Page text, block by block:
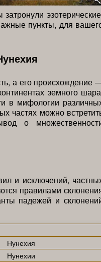
пункты, для
а его происхождение
земного
в мифологии
частях можно
о
и исключений,
правилами
падежей и
Нунехия
Нунехии